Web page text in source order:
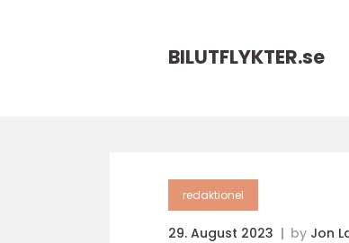
BILUTFLYKTER.se
redaktionel
29. August 2023 by Jon